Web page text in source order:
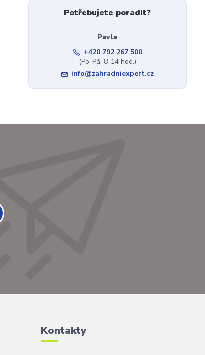
Potřebujete poradit?
Pavla
+420 792 267 500
(Po-Pá, 8-14 hod.)
info@zahradniexpert.cz
Kontakty